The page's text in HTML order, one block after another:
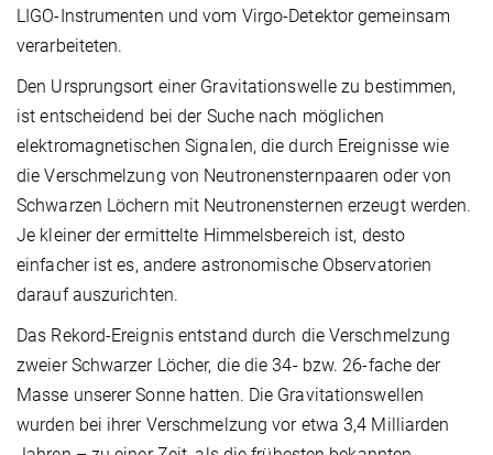
LIGO-Instrumenten und vom Virgo-Detektor gemeinsam
verarbeiteten.
Den Ursprungsort einer Gravitationswelle zu bestimmen,
ist entscheidend bei der Suche nach möglichen
elektromagnetischen Signalen, die durch Ereignisse wie
die Verschmelzung von Neutronensternpaaren oder von
Schwarzen Löchern mit Neutronensternen erzeugt werden.
Je kleiner der ermittelte Himmelsbereich ist, desto
einfacher ist es, andere astronomische Observatorien
darauf auszurichten.
Das Rekord-Ereignis entstand durch die Verschmelzung
zweier Schwarzer Löcher, die die 34- bzw. 26-fache der
Masse unserer Sonne hatten. Die Gravitationswellen
wurden bei ihrer Verschmelzung vor etwa 3,4 Milliarden